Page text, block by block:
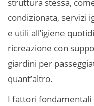
struttura stessa,
condizionata, servizi
e utili all’igiene
ricreazione con
giardini per
quant’altro.
I fattori fondamentali